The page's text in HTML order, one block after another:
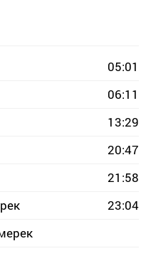
05:01
06:11
13:29
20:47
21:58
23:04